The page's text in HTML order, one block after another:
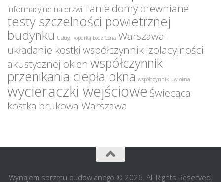
informacyjne na drzwiTanie domy drewniane
testy szczelności powietrznej
budynku Usługi koparką Łódź Cena Warszawa -
układanie kostki współczynnik izolacyjności
akustycznej okien współczynnik
przenikania ciepła okna współczynnik uw okna
wycieraczki wejściowe Świecąca
kostka brukowa Warszawa
Wynajem sprzętu budowlanego © 2026. All Rights Reserved.